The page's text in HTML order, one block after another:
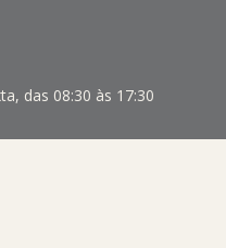
das 08:30 às 17:30